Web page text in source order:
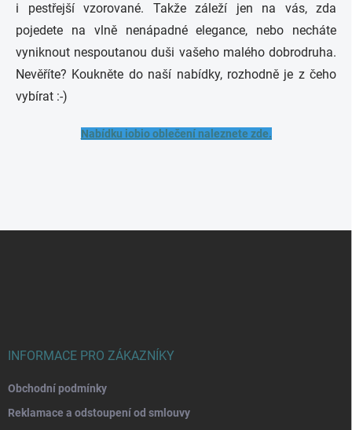
i pestřejší vzorované. Takže záleží jen na vás, zda
pojedete na vlně nenápadné elegance, nebo necháte
vyniknout nespoutanou duši vašeho malého dobrodruha.
Nevěříte? Koukněte do naší nabídky, rozhodně je z čeho
vybírat :-)
Nabídku iobio oblečení naleznete zde.
INFORMACE PRO ZÁKAZNÍKY
Obchodní podmínky
Reklamace a odstoupení od smlouvy